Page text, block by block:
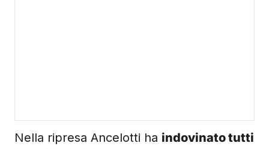
Nella ripresa Ancelotti ha indovinato tutti